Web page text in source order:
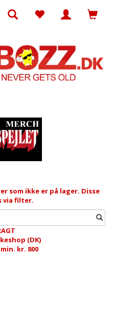
som ikke er på lager. Disse
via filter.
(DK)
kr. 800